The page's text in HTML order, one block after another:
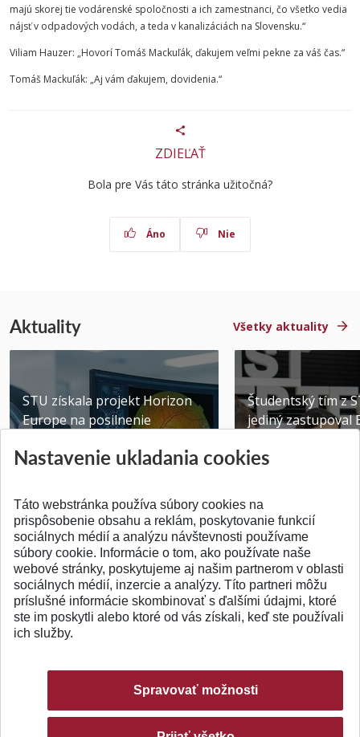
majú skorej tie vodárenské spoločnosti a ich zamestnanci, čo všetko vedia
nájsť v odpadových vodách, a teda v kanalizáciách na Slovensku.“
Viliam Hauzer: „Hovorí Tomáš Mackuľák, ďakujem veľmi pekne za váš čas.“
Tomáš Mackuľák: „Aj vám ďakujem, dovidenia.“
ZDIEĽAŤ
Bola pre Vás táto stránka užitočná?
Áno Nie
Aktuality Všetky aktuality
STU získala projekt Horizon
Europe na posilnenie
Publikované 31.07.2026
Študentský tím z
jediný zastupoval
Publikované
SPÄŤ NA VRCH
Nastavenie ukladania cookies
Táto webstránka používa súbory cookies na
prispôsobenie obsahu a reklám, poskytovanie funkcií
sociálnych médií a analýzu návštevnosti používame
súbory cookie. Informácie o tom, ako používate naše
webové stránky, poskytujeme aj našim partnerom v oblasti
sociálnych médií, inzercie a analýzy. Títo partneri môžu
príslušné informácie skombinovať s ďalšími údajmi, ktoré
ste im poskytli alebo ktoré od vás získali, keď ste používali
ich služby.
Spravovať možnosti